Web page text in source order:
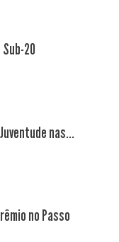
20
nas...
no Passo